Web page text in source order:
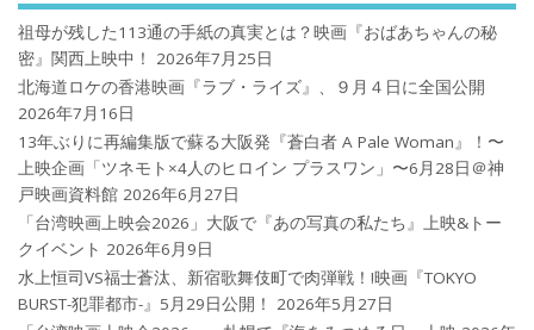
祖母が残した113通の手紙の真実とは？映画『おばあちゃんの秘
密』関西上映中！
2026年7月25日
北海道ロケの香港映画『ラブ・ライズ』、９月４日に全国公開
2026年7月16日
13年ぶりに再編集版で蘇る大阪発『蒼白者 A Pale Woman』！〜
上映企画「ツネモト×4人のヒロイン プラスワン」〜6月28日＠神
戸映画資料館 2026年6月27日
「台湾映画上映会2026」大阪で『あの写真の私たち』上映&トー
クイベント 2026年6月9日
水上恒司VS福士蒼汰、新宿歌舞伎町で肉弾戦！!映画『TOKYO
BURST-犯罪都市-』5月29日公開！
2026年5月27日